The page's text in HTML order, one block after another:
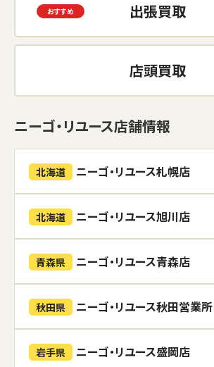
出張買取
店頭買取
ニーゴ・リユース店舗情報
北海道 ニーゴ・リユース札幌店
北海道 ニーゴ・リユース旭川店
青森県 ニーゴ・リユース青森店
秋田県 ニーゴ・リユース秋田営業所
岩手県 ニーゴ・リユース盛岡店